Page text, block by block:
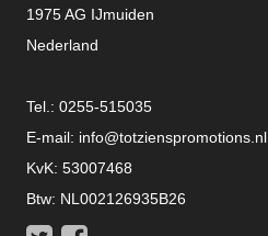
1975 AG IJmuiden
Nederland
Tel.: 0255-515035
E-mail: info@totzienspromotions.nl
KvK: 53007468
Btw: NL002126935B26